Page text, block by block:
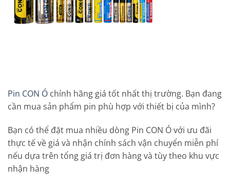
Pin CON Ó chính hãng giá tốt nhất thị trường. Bạn đang
cần mua sản phẩm pin phù hợp với thiết bị của mình?
Bạn có thể đặt mua nhiều dòng Pin CON Ó với ưu đãi
thực tế về giá và nhận chính sách vận chuyển miễn phí
nếu dựa trên tổng giá trị đơn hàng và tùy theo khu vực
nhận hàng